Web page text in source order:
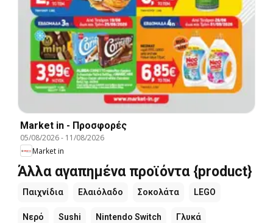
Market in - Προσφορές
05/08/2026- 11/08/2026
Market in
Άλλα αγαπημένα προϊόντα {product}
Παιχνίδια Ελαιόλαδο Σοκολάτα LEGO
Νερό Sushi Nintendo Switch Γλυκά